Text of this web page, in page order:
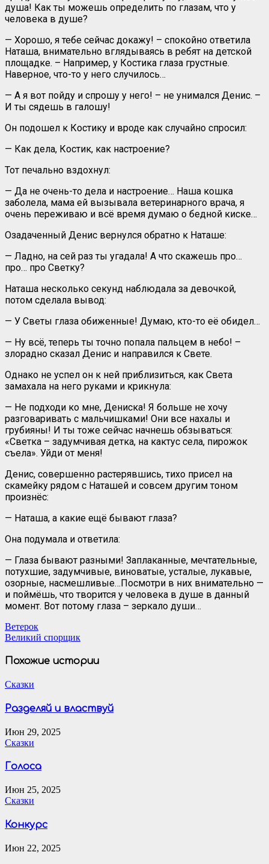
душа! Как ты можешь определить по глазам, что у
человека в душе?
— Хорошо, я тебе сейчас докажу! – спокойно ответила
Наташа, внимательно вглядываясь в ребят на детской
площадке. – Например, у Костика глаза грустные.
Наверное, что-то у него случилось…
— А я вот пойду и спрошу у него! – не унимался Денис. –
И ты сядешь в галошу!
Он подошел к Костику и вроде как случайно спросил:
— Как дела, Костик, как настроение?
Тот печально вздохнул:
— Да не очень-то дела и настроение… Наша кошка
заболела, мама ей вызывала ветеринарного врача, я
очень переживаю и всё время думаю о бедной киске…
Озадаченный Денис вернулся обратно к Наташе:
— Ладно, на сей раз ты угадала! А что скажешь про…
про… про Светку?
Наташа несколько секунд наблюдала за девочкой,
потом сделала вывод:
— У Светы глаза обиженные! Думаю, кто-то её обидел…
— Ну всё, теперь ты точно попала пальцем в небо! –
злорадно сказал Денис и направился к Свете.
Однако не успел он к ней приблизиться, как Света
замахала на него руками и крикнула:
— Не подходи ко мне, Дениска! Я больше не хочу
разговаривать с мальчишками! Они все нахалы и
грубияны! И ты тоже сейчас начнешь обзываться:
«Светка – задумчивая детка, на кактус села, пирожок
съела». Уйди от меня!
Денис, совершенно растерявшись, тихо присел на
скамейку рядом с Наташей и совсем другим тоном
произнёс:
— Наташа, а какие ещё бывают глаза?
Она подумала и ответила:
— Глаза бывают разными! Заплаканные, мечтательные,
потухшие, задумчивые, виноватые, усталые, лукавые,
озорные, насмешливые…Посмотри в них внимательно —
и поймёшь, что творится у человека в душе в данный
момент. Вот потому глаза – зеркало души…
Навигация
по
записям
Ветерок
Великий спорщик
Похожие истории
Сказки
Разделяй и властвуй
Июн 29, 2025
Сказки
Голоса
Июн 25, 2025
Сказки
Конкурс
Июн 22, 2025